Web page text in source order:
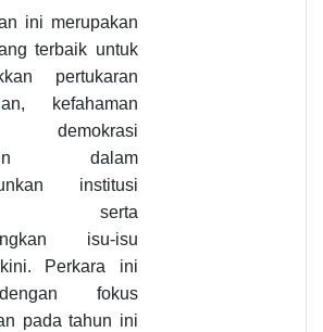
ini merupakan
terbaik untuk
pertukaran
kefahaman
demokrasi
dalam
institusi
serta
isu-isu
Perkara ini
fokus
pada tahun ini